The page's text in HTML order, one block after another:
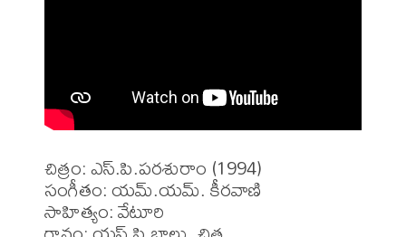
చిత్రం: ఎస్.పి.పరశురాం (1994)
సంగీతం: యమ్.యమ్. కీరవాణి
సాహిత్యం: వేటూరి